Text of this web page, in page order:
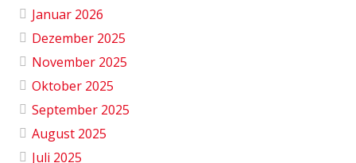
Januar 2026
Dezember 2025
November 2025
Oktober 2025
September 2025
August 2025
Juli 2025